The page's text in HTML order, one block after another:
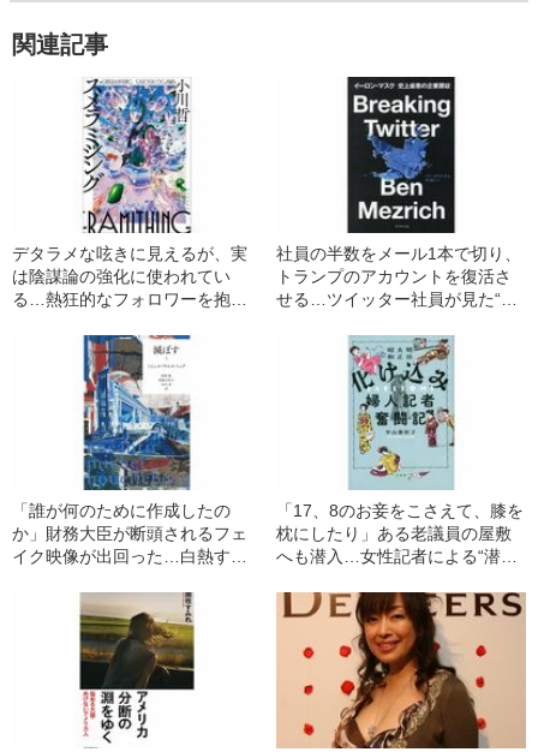
関連記事
デタラメな呟きに見えるが、実
は陰謀論の強化に使われてい
る…熱狂的なフォロワーを抱え
グ」とは誰なのか
社員の半数をメール1本で切り、
トランプのアカウントを復活さ
せる…ツイッター社員が見た“イ
「誰が何のために作成したの
か」財務大臣が断頭されるフェ
イク映像が出回った…白熱する
「17、8のお妾をこさえて、膝を
枕にしたり」ある老議員の屋敷
へも潜入…女性記者による“潜入